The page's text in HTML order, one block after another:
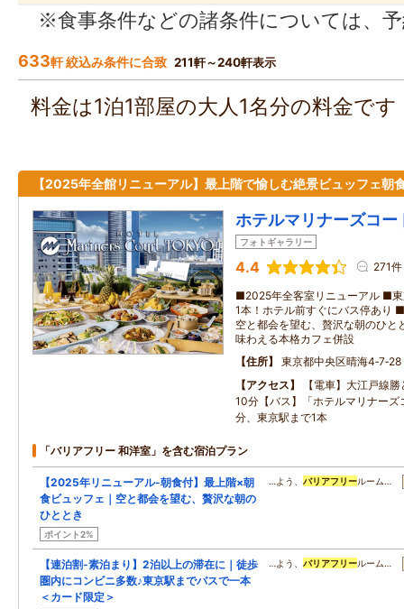
※食事条件などの諸条件については、
633軒 絞込み条件に合致 211軒～240軒表示
料金は1泊1部屋の大人1名分の料金で
【2025年全館リニューアル】最上階で愉しむ絶景ビュッフェ朝
ホテルマリナーズコー
フォトギャラリー
4.4 271件
■2025年全客室リニューアル ■
1本！ホテル前すぐにバス停あり
空と都会を望む、贅沢な朝のひ
味わえる本格カフェ併設
住所
東京都中央区晴海4‐7‐28
アクセス
【電車】大江戸線
10分【バス】「ホテルマリナーズ
分、東京駅まで1本
「バリアフリー 和洋室」を含む宿泊プラン
【2025年リニューアル-朝食付】最上階×朝
食ビュッフェ｜空と都会を望む、贅沢な朝の
ひととき
ポイント2%
…よう、 バリアフリールーム…
【連泊割-素泊まり】2泊以上の滞在に｜徒歩
圏内にコンビニ多数♪東京駅までバスで一本
＜カード限定＞
…よう、 バリアフリールーム…